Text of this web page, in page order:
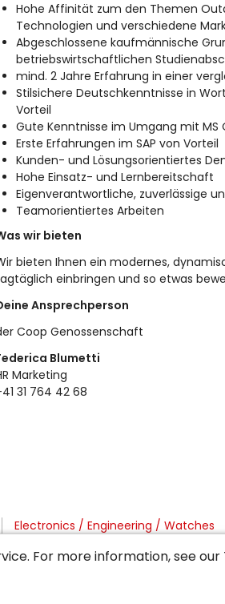
Hohe Affinität zum den Themen
Technologien und verschiedene
Abgeschlossene kaufmännische
betriebswirtschaftlichen
mind. 2 Jahre Erfahrung in einer
Stilsichere Deutschkenntnisse in
Vorteil
Gute Kenntnisse im Umgang mit MS
Erste Erfahrungen im SAP von Vorteil
Kunden- und Lösungsorientiertes
Hohe Einsatz- und Lernbereitschaft
Eigenverantwortliche, zuverlässige
Teamorientiertes Arbeiten
wir bieten
bieten Ihnen ein modernes,
einbringen und so etwas
Ansprechperson
Coop Genossenschaft
Blumetti
Marketing
31 764 42 68
Electronics / Engineering / Watches
/ Editorial Medicine / Care
For more information, see our